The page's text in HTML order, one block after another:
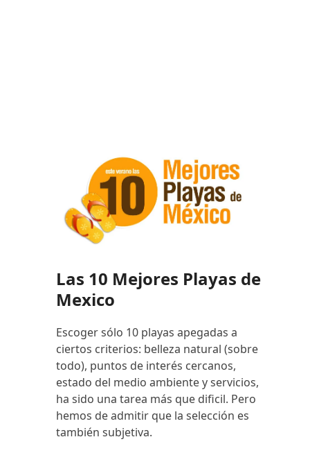
Las 10 Mejores Playas de
Mexico
Escoger sólo 10 playas apegadas a
ciertos criterios: belleza natural (sobre
todo), puntos de interés cercanos,
estado del medio ambiente y servicios,
ha sido una tarea más que dificil. Pero
hemos de admitir que la selección es
también subjetiva.